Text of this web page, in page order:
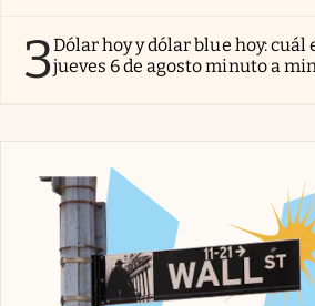
3Dólar hoy y dólar blue hoy: cuál
jueves 6 de agosto minuto a